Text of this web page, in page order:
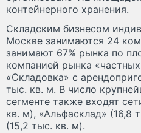
контейнерного хранения.
Складским бизнесом
Москве занимаются 24
занимают 67% рынка по
компанией рынка
«Складовка» с
тыс. кв. м. В число
сегменте также входят
кв. м), «Альфасклад» (16,8
(15,2 тыс. кв. м).